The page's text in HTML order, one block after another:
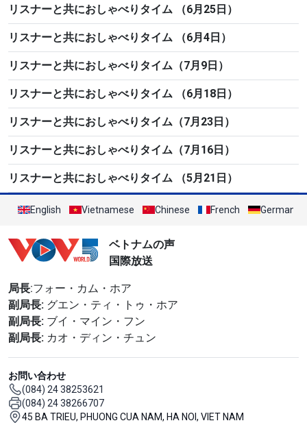
リスナーと共におしゃべりタイム （6月25日）
リスナーと共におしゃべりタイム （6月4日）
リスナーと共におしゃべりタイム（7月9日）
リスナーと共におしゃべりタイム （6月18日）
リスナーと共におしゃべりタイム（7月23日）
リスナーと共におしゃべりタイム（7月16日）
リスナーと共におしゃべりタイム （5月21日）
English Vietnamese Chinese French German
ベトナムの声
国際放送
局長:フォー・カム・ホア
副局長: グエン・ティ・トゥ・ホア
副局長: ブイ・マイン・フン
副局長: カオ・ディン・チュン
お問い合わせ
(084) 24 38253621
(084) 24 38266707
45 BA TRIEU, PHUONG CUA NAM, HA NOI, VIET NAM